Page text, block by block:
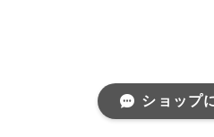
ショップ